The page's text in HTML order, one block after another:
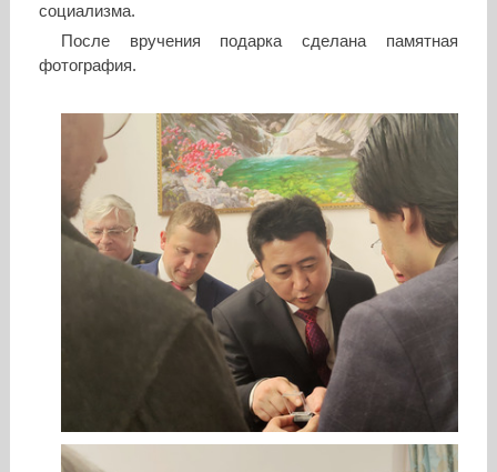
социализма.
После вручения подарка сделана памятная
фотография.